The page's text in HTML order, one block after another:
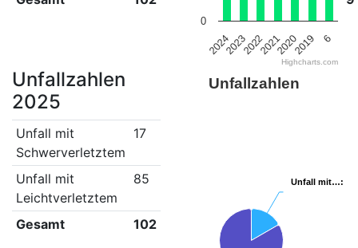
202420232022202120202019 6
0
Highcharts.com
Unfallzahlen
2025
Unfall mit
Schwerverletztem
17
Unfall mit
Leichtverletztem
85
Gesamt 102
Unfallzahlen
Unfall mit…:
Unfall mit…: